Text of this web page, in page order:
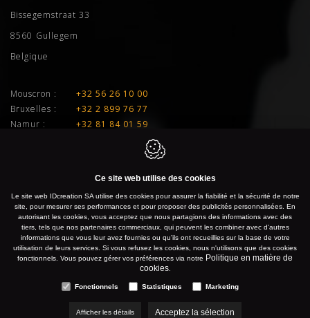
Bissegemstraat 33
8560 Gullegem
Belgique
Mouscron :
+32 56 26 10 00
Bruxelles :
+32 2 899 76 77
Namur :
+32 81 84 01 59
+32 4 277 01 33
info@idcreation.be
IDcreation 2026 Politique en matière de cookies
Politique de confidentialité Plan du site
Ce site web utilise des cookies
Le site web IDcreation SA utilise des cookies pour assurer la fiabilité et la sécurité de notre
site, pour mesurer ses performances et pour proposer des publicités personnalisées. En
autorisant les cookies, vous acceptez que nous partagions des informations avec des
tiers, tels que nos partenaires commerciaux, qui peuvent les combiner avec d'autres
informations que vous leur avez fournies ou qu'ils ont recueillies sur la base de votre
utilisation de leurs services. Si vous refusez les cookies, nous n'utilisons que des cookies
fonctionnels. Vous pouvez gérer vos préférences via notre Politique en matière de
cookies.
Fonctionnels Statistiques Marketing
Afficher les détails Acceptez la sélection